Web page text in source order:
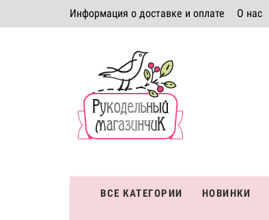
Информация о доставке и оплате О нас
Система скидок
ВСЕ КАТЕГОРИИ НОВИНКИ